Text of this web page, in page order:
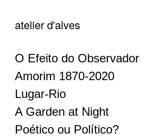
atelier d'alves
O Efeito do Observador
Amorim 1870-2020
Lugar-Rio
A Garden at Night
Poético ou Político?